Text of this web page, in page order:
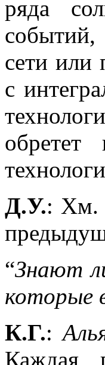
ряда
событий,
сети или
с
Д.У.: Хм.
“Знают
которые
К.Г.:
Каждая